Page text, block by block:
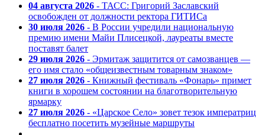
04 августа 2026 - ТАСС: Григорий Заславский
освобожден от должности ректора ГИТИСа
30 июля 2026 - В России учредили национальную
премию имени Майи Плисецкой, лауреаты вместе
поставят балет
29 июля 2026 - Эрмитаж защитится от самозванцев —
его имя стало «общеизвестным товарным знаком»
27 июля 2026 - Книжный фестиваль «Фонарь» примет
книги в хорошем состоянии на благотворительную
ярмарку
27 июля 2026 - «Царское Село» зовет тезок императриц
бесплатно посетить музейные маршруты